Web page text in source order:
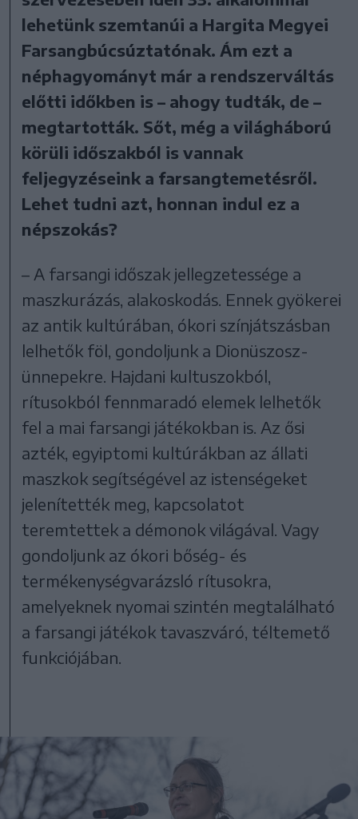
lehetünk szemtanúi a Hargita Megyei
Farsangbúcsúztatónak. Ám ezt a
néphagyományt már a rendszerváltás
előtti időkben is – ahogy tudták, de –
megtartották. Sőt, még a világháború
körüli időszakból is vannak
feljegyzéseink a farsangtemetésről.
Lehet tudni azt, honnan indul ez a
népszokás?
– A farsangi időszak jellegzetessége a
maszkurázás, alakoskodás. Ennek gyökerei
az antik kultúrában, ókori színjátszásban
lelhetők föl, gondoljunk a Dionüszosz-
ünnepekre. Hajdani kultuszokból,
rítusokból fennmaradó elemek lelhetők
fel a mai farsangi játékokban is. Az ősi
azték, egyiptomi kultúrákban az állati
maszkok segítségével az istenségeket
jelenítették meg, kapcsolatot
teremtettek a démonok világával. Vagy
gondoljunk az ókori bőség- és
termékenységvarázsló rítusokra,
amelyeknek nyomai szintén megtalálható
a farsangi játékok tavaszváró, téltemető
funkciójában.